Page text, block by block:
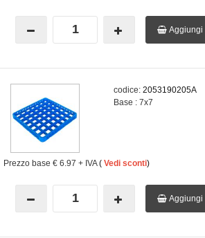
Aggiungi
codice:2053190205A
Base : 7x7
Prezzo base € 6.97 + IVA( Vedi sconti)
Aggiungi